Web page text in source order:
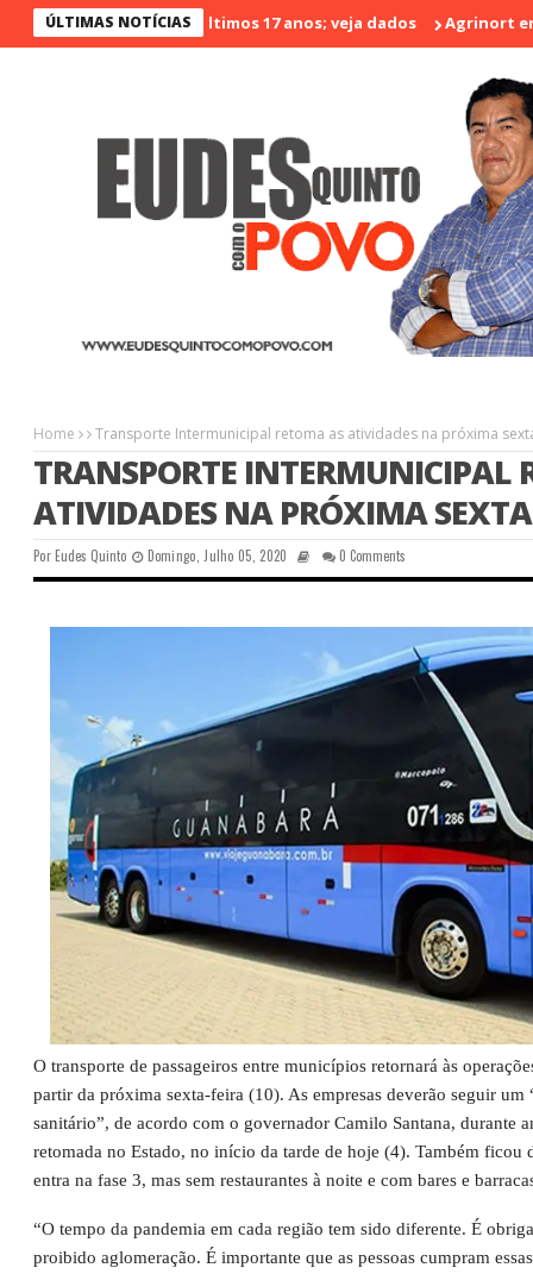
ÚLTIMAS NOTÍCIAS
violento nos últimos 17 anos; veja dados Agrinort em
Home Transporte Intermunicipal retoma as atividades na próxima
TRANSPORTE INTERMUNICIPAL
ATIVIDADES NA PRÓXIMA
PorEudes Quinto Domingo, Julho 05, 2020 0 Comments
O transporte de passageiros entre municípios retornará às
partir da próxima sexta-feira (10). As empresas deverão seguir
sanitário”, de acordo com o governador Camilo Santana, durante
retomada no Estado, no início da tarde de hoje (4). Também ficou
entra na fase 3, mas sem restaurantes à noite e com bares e
“O tempo da pandemia em cada região tem sido diferente. É
proibido aglomeração. É importante que as pessoas cumpram